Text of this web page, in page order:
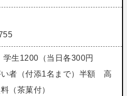
生1200（当日各300円
者（付添1名まで）半額 高
（茶菓付）